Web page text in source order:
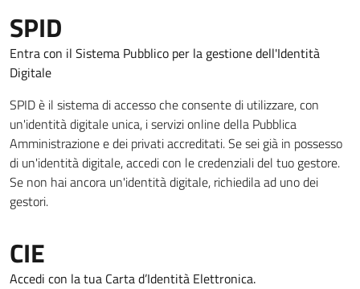
SPID
Entra con il Sistema Pubblico per la gestione dell'Identità
Digitale
SPID è il sistema di accesso che consente di utilizzare, con
un'identità digitale unica, i servizi online della Pubblica
Amministrazione e dei privati accreditati. Se sei già in possesso
di un'identità digitale, accedi con le credenziali del tuo gestore.
Se non hai ancora un'identità digitale, richiedila ad uno dei
gestori.
CIE
Accedi con la tua Carta d’Identità Elettronica.